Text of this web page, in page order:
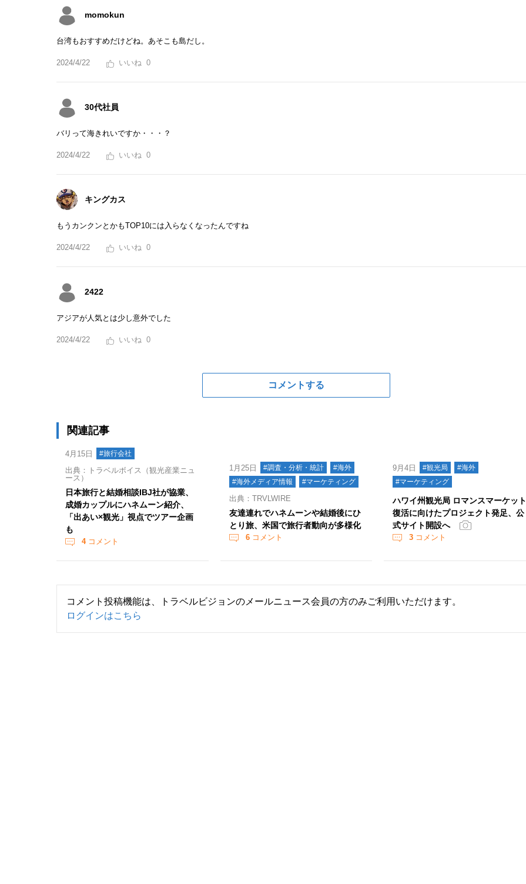
momokun
台湾もおすすめだけどね。あそこも島だし。
2024/4/22 0
30代社員
バリって海きれいですか・・・？
2024/4/22 0
キングカス
もうカンクンとかもTOP10には入らなくなったんですね
2024/4/22 0
2422
アジアが人気とは少し意外でした
2024/4/22 0
コメントする
関連記事
4月15日 #旅行会社
出典：トラベルボイス（観光産業ニュ
ース）
日本旅行と結婚相談IBJ社が協業、
成婚カップルにハネムーン紹介、
「出あい×観光」視点でツアー企画
も
4コメント
1月25日 #調査・分析・統計
#海外
#海外メディア情報
#マーケティング
出典：TRVLWIRE
友達連れでハネムーンや結婚後にひ
とり旅、米国で旅行者動向が多様化
6コメント
9月4日 #観光局
#海外
#マーケティング
ハワイ州観光局 ロマンスマーケット
復活に向けたプロジェクト発足、公
式サイト開設へ
3 コメント
コメント投稿機能は、トラベルビジョンのメールニュース会員の方のみご利用いただけます。
ログインはこちら